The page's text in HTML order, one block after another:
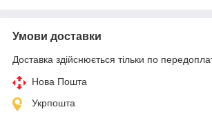
Умови доставки
Доставка здійснюється тільки по
Нова Пошта
Укрпошта